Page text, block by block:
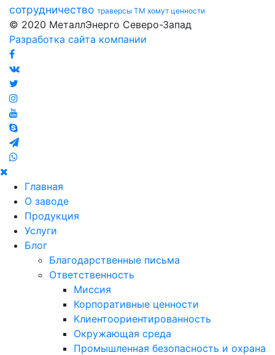
сотрудничество траверсы ТМ хомут ценности
© 2020 МеталлЭнерго Северо-Запад
Разработка сайта компании
Главная
О заводе
Продукция
Услуги
Блог
Благодарственные письма
Ответственность
Миссия
Корпоративные ценности
Клиентоориентированность
Окружающая среда
Промышленная безопасность и охрана